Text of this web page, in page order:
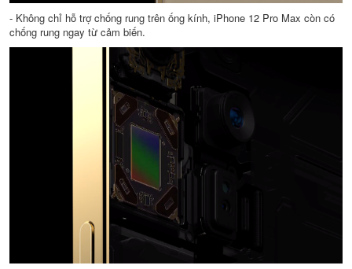
- Không chỉ hỗ trợ chống rung trên ống kính, iPhone 12 Pro Max còn có
chống rung ngay từ cảm biến.